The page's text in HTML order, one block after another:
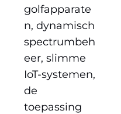
golfapparate
n, dynamisch
spectrumbeh
eer, slimme
IoT-systemen,
de
toepassing